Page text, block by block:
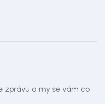
zprávu a my se vám co